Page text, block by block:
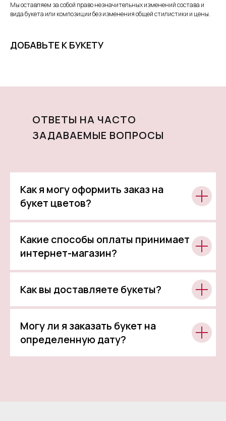
Мы оставляем за собой право незначительных изменений состава и
вида букета или композиции без изменения общей стилистики и цены.
ДОБАВЬТЕ К БУКЕТУ
ОТВЕТЫ НА ЧАСТО
ЗАДАВАЕМЫЕ ВОПРОСЫ
Как я могу оформить заказ на
букет цветов?
Какие способы оплаты принимает
интернет-магазин?
Как вы доставляете букеты?
Могу ли я заказать букет на
определенную дату?